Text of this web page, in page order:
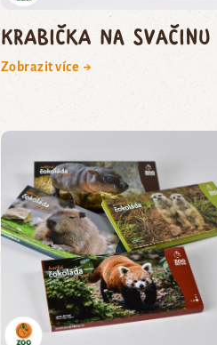
Krabička na svačinu
Zobrazit více →